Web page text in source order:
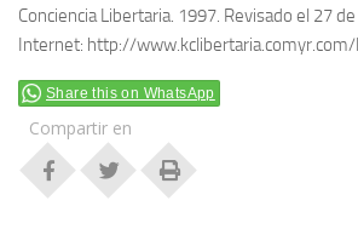
Conciencia Libertaria. 1997. Revisado el 27
Internet: http://
Share this on WhatsApp
Compartir en